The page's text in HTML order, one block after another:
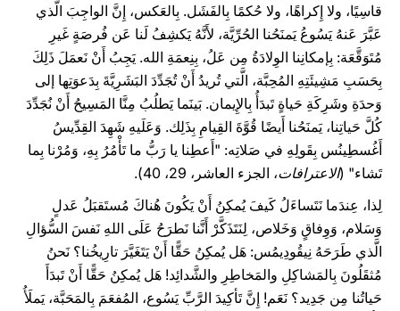
قاسِيًا، ولا إِكراهًا، ولا حُكمًا بِالفَشَل. بِالعَكس، إِنَّ الواجِبَ الَّذي
عَبَّرَ عَنهُ يَسُوعُ يَمنَحُنا الحُرِّيَّة، لأَنَّهُ يَكشِفُ لَنا عَن فُرصَةٍ غَيرِ
مُتَوَقَّعَة: بِإمكانِنا الوِلادَةُ مِن عَلُ، بِنِعمَةِ الله. يَجِبُ أَنْ نَعمَلَ ذَلِكَ
بِحَسَبِ مَشِيئَتِهِ المُحِبَّة، الَّتي تُريدُ أَنْ تُجَدِّدَ البَشَرِيَّةَ بِدَعوَتِها إلى
وَحدَةِ وشَرِكَةِ حَياةٍ تَبدَأُ بِالإِيمان. بَينَما يَطلُبُ مِنَّا المَسِيحُ أَنْ نُجَدِّدَ
كُلَّ حَياتِنا، يَمنَحُنا أَيضًا قُوَّةَ القِيامِ بِذَلِك. وَعَلَيهِ شَهِدَ القِدِّيسُ
أَغُسطِينُس بِقَولِهِ في صَلاتِه: "أَعطِنا يا رَبُّ ما تَأْمُرُ بِهِ، وَمُرْنا بِما
تَشاء" (الاعترافات، الجزء العاشر، 29، 40).
لِذا، عِندَما نَتَساءَلُ كَيفَ يُمكِنُ أَنْ يَكُونَ هُناكَ مُستَقبَلُ عَدلٍ
وَسَلام، وَوِفاقٍ وَخَلاص، لِنَتَذَكَّرْ أَنَّنا نَطرَحُ عَلَى اللهِ نَفسَ السُّؤالِ
الَّذي طَرَحَهُ نِيقُودِيمُس: هَل يُمكِنُ حَقًّا أَنْ يَتَغَيَّرَ تارِيخُنا؟ نَحنُ
مُثقَلُونَ بِالمَشاكِلِ والمَخاطِرِ والشَّدائِد! هَل يُمكِنُ حَقًّا أَنْ تَبدَأَ
حَياتُنا مِن جَدِيد؟ نَعَم! إِنَّ تَأكِيدَ الرَّبِّ يَسُوع، المُفعَمَ بِالمَحَبَّة، يَملَأُ